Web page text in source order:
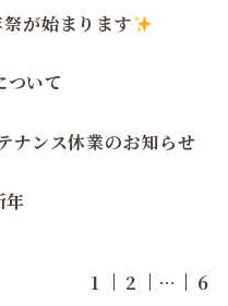
が始まります
ついて
ナンス休業のお知らせ
年
1 2 … 6